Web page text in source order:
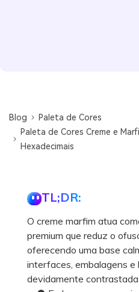
Blog
Paleta de Cores
Paleta de Cores Creme e
Hexadecimais
TL;DR:
O creme marfim atua
premium que reduz o
oferecendo uma base
interfaces, embalagens e
devidamente contrastada.